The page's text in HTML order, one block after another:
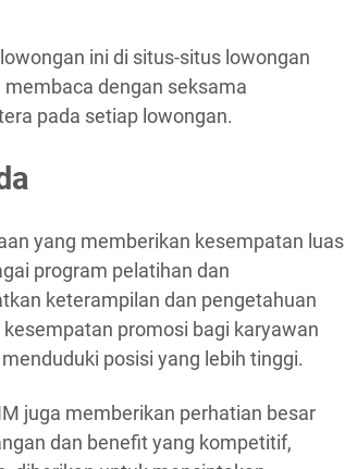
ini di situs-situs lowongan
dengan seksama
pada setiap lowongan.
yang memberikan kesempatan luas
program pelatihan dan
keterampilan dan pengetahuan
promosi bagi karyawan
posisi yang lebih tinggi.
juga memberikan perhatian besar
dan benefit yang kompetitif,